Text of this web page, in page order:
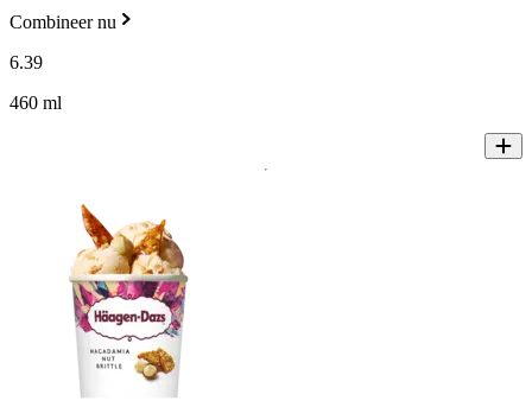
Combineer nu
6.39
460 ml